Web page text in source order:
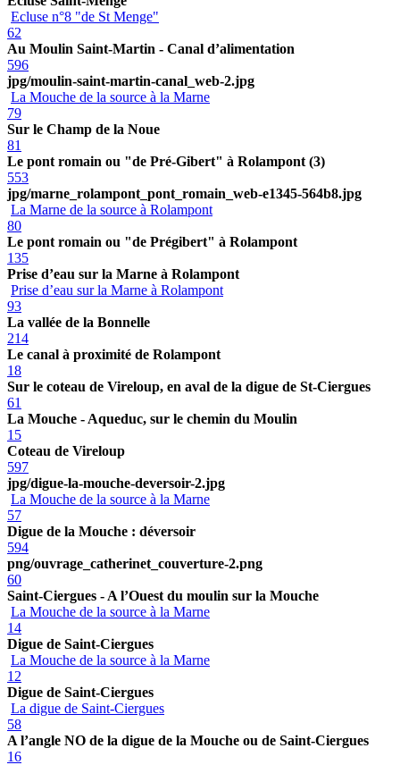
Ecluse n°8 "de St Menge"
62
Au Moulin Saint-Martin - Canal d’alimentation
596
jpg/moulin-saint-martin-canal_web-2.jpg
La Mouche de la source à la Marne
79
Sur le Champ de la Noue
81
Le pont romain ou "de Pré-Gibert" à Rolampont (3)
553
jpg/marne_rolampont_pont_romain_web-e1345-564b8.jpg
La Marne de la source à Rolampont
80
Le pont romain ou "de Prégibert" à Rolampont
135
Prise d’eau sur la Marne à Rolampont
Prise d’eau sur la Marne à Rolampont
93
La vallée de la Bonnelle
214
Le canal à proximité de Rolampont
18
Sur le coteau de Vireloup, en aval de la digue de St-Ciergues
61
La Mouche - Aqueduc, sur le chemin du Moulin
15
Coteau de Vireloup
597
jpg/digue-la-mouche-deversoir-2.jpg
La Mouche de la source à la Marne
57
Digue de la Mouche : déversoir
594
png/ouvrage_catherinet_couverture-2.png
60
Saint-Ciergues - A l’Ouest du moulin sur la Mouche
La Mouche de la source à la Marne
14
Digue de Saint-Ciergues
La Mouche de la source à la Marne
12
Digue de Saint-Ciergues
La digue de Saint-Ciergues
58
A l’angle NO de la digue de la Mouche ou de Saint-Ciergues
16